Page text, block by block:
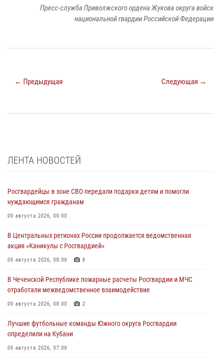
Пресс-служба Приволжского ордена Жукова округа войск
национальной гвардии Российской Федерации
← Предыдущая Следующая →
ЛЕНТА НОВОСТЕЙ
Росгвардейцы в зоне СВО передали подарки детям и помогли
нуждающимся гражданам
09 августа 2026, 09:00
В Центральных регионах России продолжается ведомственная
акция «Каникулы с Росгвардией»
09 августа 2026, 08:00 8
В Чеченской Республике пожарные расчеты Росгвардии и МЧС
отработали межведомственное взаимодействие
09 августа 2026, 08:00 2
Лучшие футбольные команды Южного округа Росгвардии
определили на Кубани
09 августа 2026, 07:00